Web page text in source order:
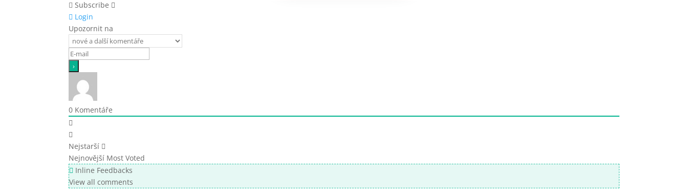
Subscribe
Login
Upozornit na
0 Komentáře
Nejstarší
Nejnovější Most Voted
Inline Feedbacks
View all comments